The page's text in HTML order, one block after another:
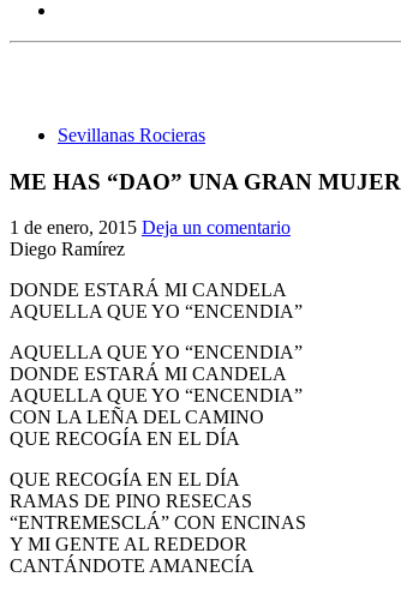
Sevillanas Rocieras
ME HAS “DAO” UNA GRAN MUJER
1 de enero, 2015 Deja un comentario
Diego Ramírez
DONDE ESTARÁ MI CANDELA
AQUELLA QUE YO “ENCENDIA”
AQUELLA QUE YO “ENCENDIA”
DONDE ESTARÁ MI CANDELA
AQUELLA QUE YO “ENCENDIA”
CON LA LEÑA DEL CAMINO
QUE RECOGÍA EN EL DÍA
QUE RECOGÍA EN EL DÍA
RAMAS DE PINO RESECAS
“ENTREMESCLÁ” CON ENCINAS
Y MI GENTE AL REDEDOR
CANTÁNDOTE AMANECÍA